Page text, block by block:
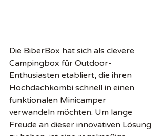
Die BiberBox hat sich als clevere
Campingbox für Outdoor-
Enthusiasten etabliert, die ihren
Hochdachkombi schnell in einen
funktionalen Minicamper
verwandeln möchten. Um lange
Freude an dieser innovativen Lösung